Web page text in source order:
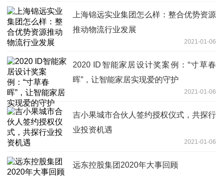
上海锦远实业集团怎么样：整合优势资源
推动物流行业发展
2021-01-06
2020 ID智能家居设计奖案例：“寸草春
晖”，让智能家居实现爱的守护
2021-01-06
吉小果城市合伙人签约授权仪式，共探行
业投资机遇
2021-01-06
远东控股集团2020年大事回顾